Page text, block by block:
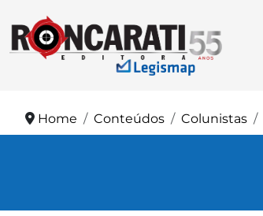
Home Conteúdos Colunistas